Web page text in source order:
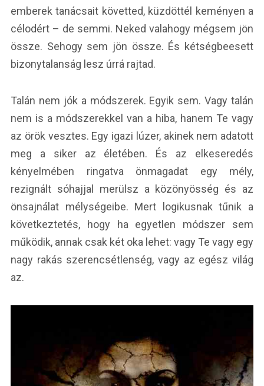
emberek tanácsait követted, küzdöttél keményen a
célodért – de semmi. Neked valahogy mégsem jön
össze. Sehogy sem jön össze. És kétségbeesett
bizonytalanság lesz úrrá rajtad.
Talán nem jók a módszerek. Egyik sem. Vagy talán
nem is a módszerekkel van a hiba, hanem Te vagy
az örök vesztes. Egy igazi lúzer, akinek nem adatott
meg a siker az életében. És az elkeseredés
kényelmében ringatva önmagadat egy mély,
rezignált sóhajjal merülsz a közönyösség és az
önsajnálat mélységeibe. Mert logikusnak tűnik a
következtetés, hogy ha egyetlen módszer sem
működik, annak csak két oka lehet: vagy Te vagy egy
nagy rakás szerencsétlenség, vagy az egész világ
az.